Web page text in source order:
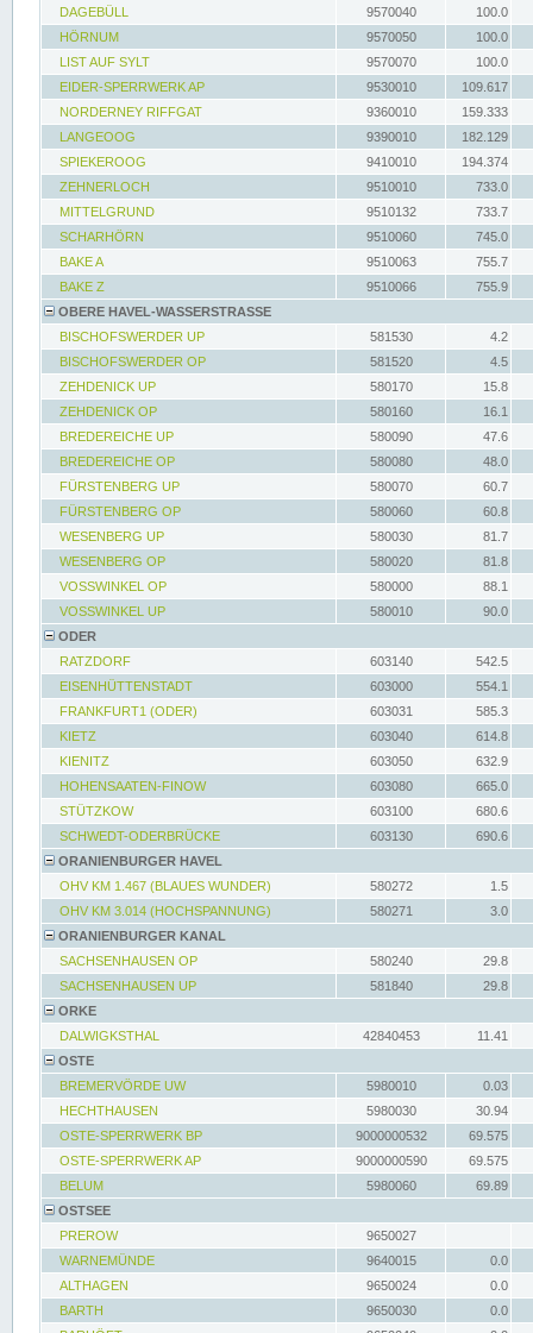
DAGEBÜLL 9570040
100.0
HÖRNUM
9570050
100.0
LIST AUF SYLT
9570070
100.0
EIDER-SPERRWERK AP
9530010
109.617
NORDERNEY RIFFGAT
9360010
159.333
LANGEOOG
9390010
182.129
SPIEKEROOG
9410010
194.374
ZEHNERLOCH
9510010
733.0
MITTELGRUND
9510132
733.7
SCHARHÖRN
9510060
745.0
BAKE A
9510063
755.7
BAKE Z
9510066
755.9
OBERE HAVEL-WASSERSTRASSE
BISCHOFSWERDER UP
581530
4.2
BISCHOFSWERDER OP
581520
4.5
ZEHDENICK UP
580170
15.8
ZEHDENICK OP
580160
16.1
BREDEREICHE UP
580090
47.6
BREDEREICHE OP
580080
48.0
FÜRSTENBERG UP
580070
60.7
FÜRSTENBERG OP
580060
60.8
WESENBERG UP
580030
81.7
WESENBERG OP
580020
81.8
VOSSWINKEL OP
580000
88.1
VOSSWINKEL UP
580010
90.0
ODER
RATZDORF
603140
542.5
EISENHÜTTENSTADT
603000
554.1
FRANKFURT1 (ODER)
603031
585.3
KIETZ
603040
614.8
KIENITZ
603050
632.9
HOHENSAATEN-FINOW
603080
665.0
STÜTZKOW
603100
680.6
SCHWEDT-ODERBRÜCKE
603130
690.6
ORANIENBURGER HAVEL
OHV KM 1.467 (BLAUES WUNDER)
580272
1.5
OHV KM 3.014 (HOCHSPANNUNG)
580271
3.0
ORANIENBURGER KANAL
SACHSENHAUSEN OP
580240
29.8
SACHSENHAUSEN UP
581840
29.8
ORKE
DALWIGKSTHAL
42840453
11.41
OSTE
BREMERVÖRDE UW
5980010
0.03
HECHTHAUSEN
5980030
30.94
OSTE-SPERRWERK BP
9000000532
69.575
OSTE-SPERRWERK AP
9000000590
69.575
BELUM
5980060
69.89
OSTSEE
PREROW
9650027
WARNEMÜNDE
9640015
0.0
ALTHAGEN
9650024
0.0
BARTH
9650030
0.0